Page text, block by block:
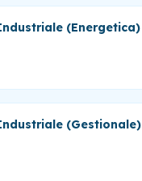
(Energetica)
(Gestionale)